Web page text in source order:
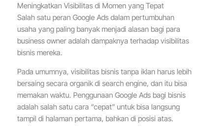
Meningkatkan Visibilitas di Momen yang Tepat
Salah satu peran Google Ads dalam pertumbuhan
usaha yang paling banyak menjadi alasan bagi para
business owner adalah dampaknya terhadap visibilitas
bisnis mereka.
Pada umumnya, visibilitas bisnis tanpa iklan harus lebih
bersaing secara organik di search engine, dan itu bisa
memakan waktu. Penggunaan Google Ads bagi bisnis
adalah salah satu cara “cepat” untuk bisa langsung
tampil di halaman pertama, bahkan di posisi atas.